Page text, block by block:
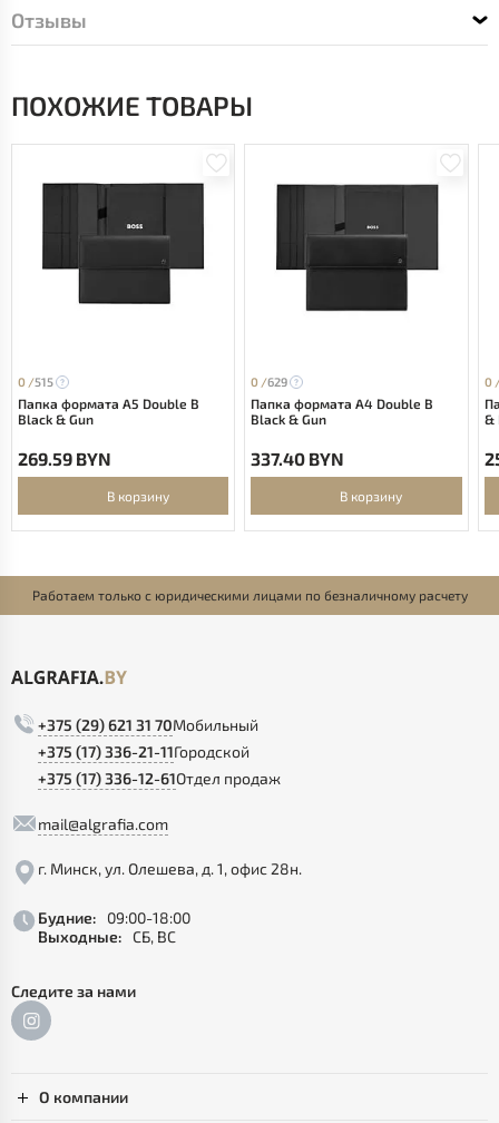
Отзывы
ПОХОЖИЕ ТОВАРЫ
0 /515
Папка формата А5 Double B
Black & Gun
269.59 BYN
В корзину
0 /629
Папка формата А4 Double B
Black & Gun
337.40 BYN
В корзину
0
&
Работаем только с юридическими лицами по безналичному расчету
+375 (29) 621 31 70Мобильный
+375 (17) 336-21-11Городской
+375 (17) 336-12-61Отдел продаж
mail@algrafia.com
г. Минск, ул. Олешева, д. 1, офис 28н.
Будние:
09:00-18:00
Выходные: СБ, ВС
Следите за нами
О компании